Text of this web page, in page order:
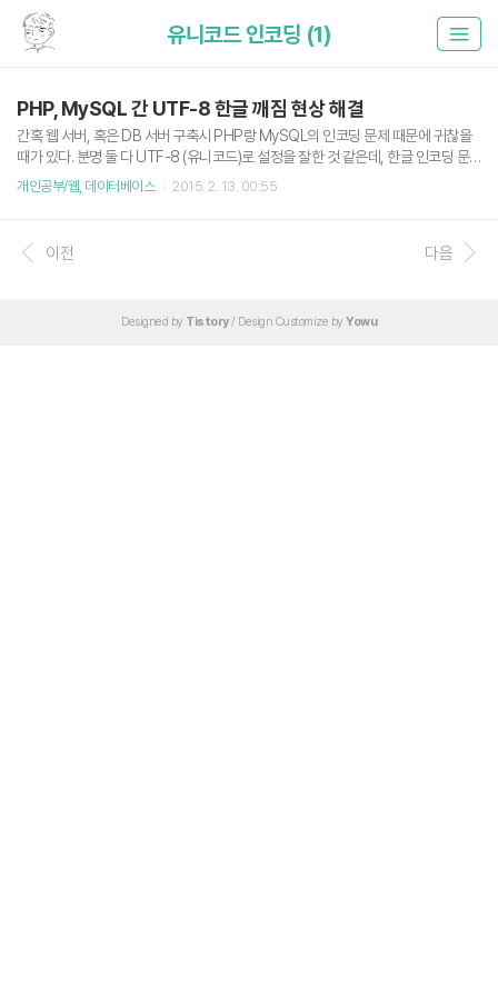
유니코드 인코딩 (1)
PHP, MySQL 간 UTF-8 한글 깨짐 현상 해결
간혹 웹 서버, 혹은 DB 서버 구축시 PHP랑 MySQL의 인코딩 문제 때문에 귀찮을
때가 있다. 분명 둘 다 UTF-8 (유니코드)로 설정을 잘한 것 같은데, 한글 인코딩 문
제가 발생하기 때문이다. 예를 들어 분명 웹에서는 잘 나타나는데 실제 DB를 확인해
보면 깨진 한글이 입력되어 있거나 그렇다.이를 해결하기 위해 2가지 정도의 방법이
각 페이지 마다 강제 인코딩 설정을 해주는 방법이다. PHP 파일에서 DB 연결하고
다음 쿼리를 날려주면 된다. set names utf8; 위 방법으로 안된다면 추가로 다음 쿼
개인공부/웹, 데이터베이스 2015. 2. 13. 00:55
이전 다음
Designed by Tistory/ Design Customize by Yowu